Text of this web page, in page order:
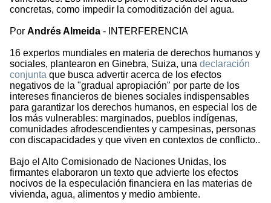
concretas, como impedir la comoditización del agua.
Por Andrés Almeida - INTERFERENCIA
16 expertos mundiales en materia de derechos humanos y
sociales, plantearon en Ginebra, Suiza, una declaración
conjunta que busca advertir acerca de los efectos
negativos de la "gradual apropiación" por parte de los
intereses financieros de bienes sociales indispensables
para garantizar los derechos humanos, en especial los de
los más vulnerables: marginados, pueblos indígenas,
comunidades afrodescendientes y campesinas, personas
con discapacidades y que viven en contextos de conflicto..
Bajo el Alto Comisionado de Naciones Unidas, los
firmantes elaboraron un texto que advierte los efectos
nocivos de la especulación financiera en las materias de
vivienda, agua, alimentos y medio ambiente.